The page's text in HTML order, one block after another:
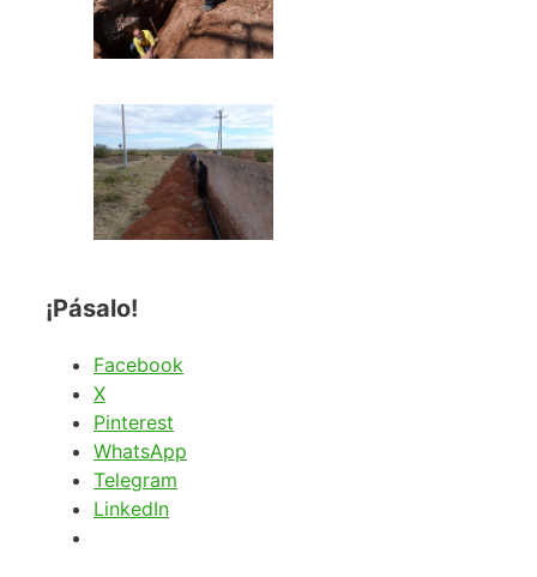
¡Pásalo!
Facebook
X
Pinterest
WhatsApp
Telegram
LinkedIn